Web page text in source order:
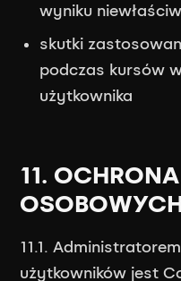
wyniku
skutki
podczas kursów
użytkownika
11.
11.1.
użytkowników jest